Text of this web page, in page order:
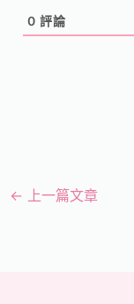
0 評論
← 上一篇文章